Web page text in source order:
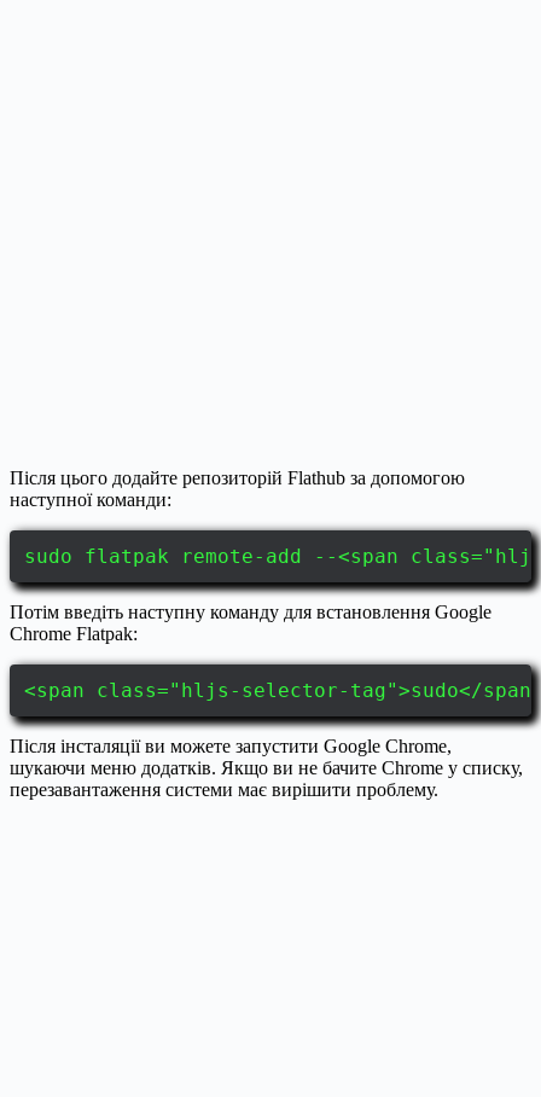
Після цього додайте репозиторій Flathub за допомогою
наступної команди:
sudo flatpak remote-add --<span
Потім введіть наступну команду для встановлення Google
Chrome Flatpak:
<span class="hljs-selector-tag">sudo</
Після інсталяції ви можете запустити Google Chrome,
шукаючи меню додатків. Якщо ви не бачите Chrome у списку,
перезавантаження системи має вирішити проблему.